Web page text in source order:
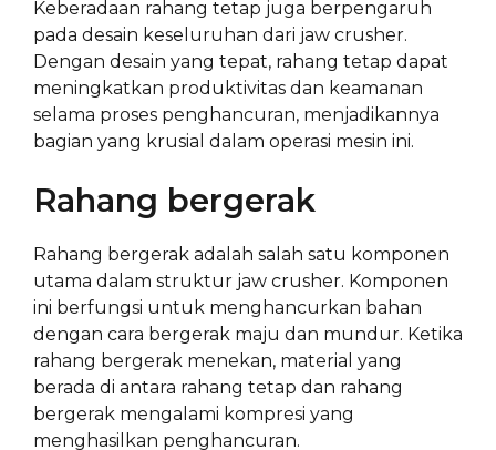
Keberadaan rahang tetap juga berpengaruh
pada desain keseluruhan dari jaw crusher.
Dengan desain yang tepat, rahang tetap dapat
meningkatkan produktivitas dan keamanan
selama proses penghancuran, menjadikannya
bagian yang krusial dalam operasi mesin ini.
Rahang bergerak
Rahang bergerak adalah salah satu komponen
utama dalam struktur jaw crusher. Komponen
ini berfungsi untuk menghancurkan bahan
dengan cara bergerak maju dan mundur. Ketika
rahang bergerak menekan, material yang
berada di antara rahang tetap dan rahang
bergerak mengalami kompresi yang
menghasilkan penghancuran.